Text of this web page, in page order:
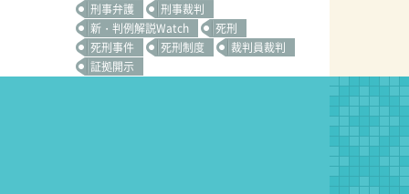
刑事弁護
刑事裁判
新・判例解説Watch
死刑
死刑事件
死刑制度
裁判員裁判
証拠開示